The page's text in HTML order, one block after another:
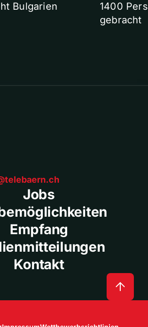
Bulgarien
1400
gebracht
Jobs
Empfang
Kontakt